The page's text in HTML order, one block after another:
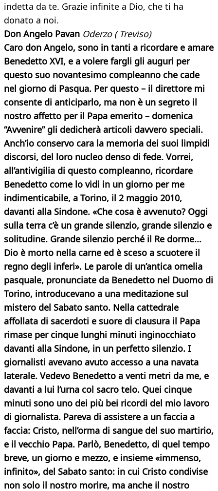
indetta da te. Grazie infinite a Dio, che ti ha
donato a noi.
Don Angelo Pavan Oderzo ( Treviso)
Caro don Angelo, sono in tanti a ricordare e amare
Benedetto XVI, e a volere fargli gli auguri per
questo suo novantesimo compleanno che cade
nel giorno di Pasqua. Per questo – il direttore mi
consente di anticiparlo, ma non è un segreto il
nostro affetto per il Papa emerito – domenica
“Avvenire” gli dedicherà articoli davvero speciali.
Anch’io conservo cara la memoria dei suoi limpidi
discorsi, del loro nucleo denso di fede. Vorrei,
all’antivigilia di questo compleanno, ricordare
Benedetto come lo vidi in un giorno per me
indimenticabile, a Torino, il 2 maggio 2010,
davanti alla Sindone. «Che cosa è avvenuto? Oggi
sulla terra c’è un grande silenzio, grande silenzio e
solitudine. Grande silenzio perché il Re dorme...
Dio è morto nella carne ed è sceso a scuotere il
regno degli inferi». Le parole di un’antica omelia
pasquale, pronunciate da Benedetto nel Duomo di
Torino, introducevano a una meditazione sul
mistero del Sabato santo. Nella cattedrale
affollata di sacerdoti e suore di clausura il Papa
rimase per cinque lunghi minuti inginocchiato
davanti alla Sindone, in un perfetto silenzio. I
giornalisti avevano avuto accesso a una navata
laterale. Vedevo Benedetto a venti metri da me, e
davanti a lui l’urna col sacro telo. Quei cinque
minuti sono uno dei più bei ricordi del mio lavoro
di giornalista. Pareva di assistere a un faccia a
faccia: Cristo, nell’orma di sangue del suo martirio,
e il vecchio Papa. Parlò, Benedetto, di quel tempo
breve, un giorno e mezzo, e insieme «immenso,
infinito», del Sabato santo: in cui Cristo condivise
non solo il nostro morire, ma anche il nostro